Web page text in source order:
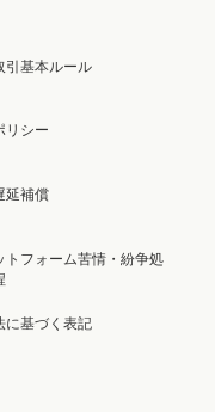
引基本ルール
リシー
延補償
トフォーム苦情・紛争処
に基づく表記